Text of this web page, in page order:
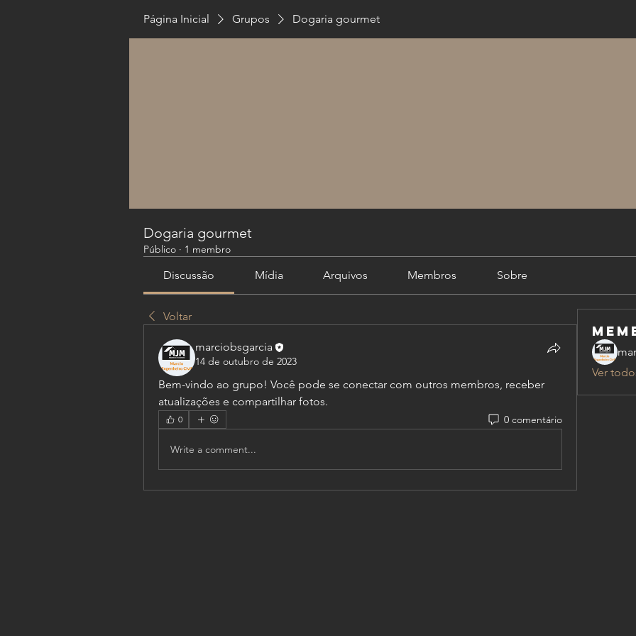
Página Inicial Grupos Dogaria gourmet
Dogaria gourmet
Público · 1 membro
Discussão Mídia Arquivos Membros Sobre
Voltar
marciobsgarcia
14 de outubro de 2023
Bem-vindo ao grupo! Você pode se conectar com outros membros, receber
atualizações e compartilhar fotos.
0 0 comentário
Write a comment...
Ver